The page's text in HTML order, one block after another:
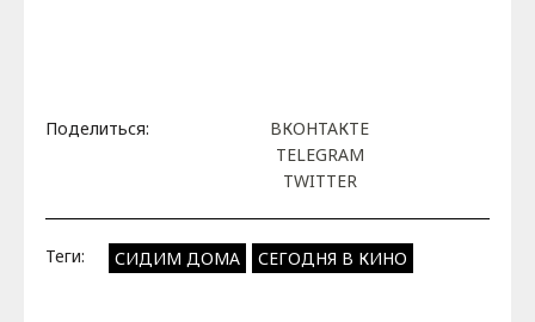
Поделиться:
ВКОНТАКТЕ
TELEGRAM
TWITTER
Теги: СИДИМ ДОМА СЕГОДНЯ В КИНО